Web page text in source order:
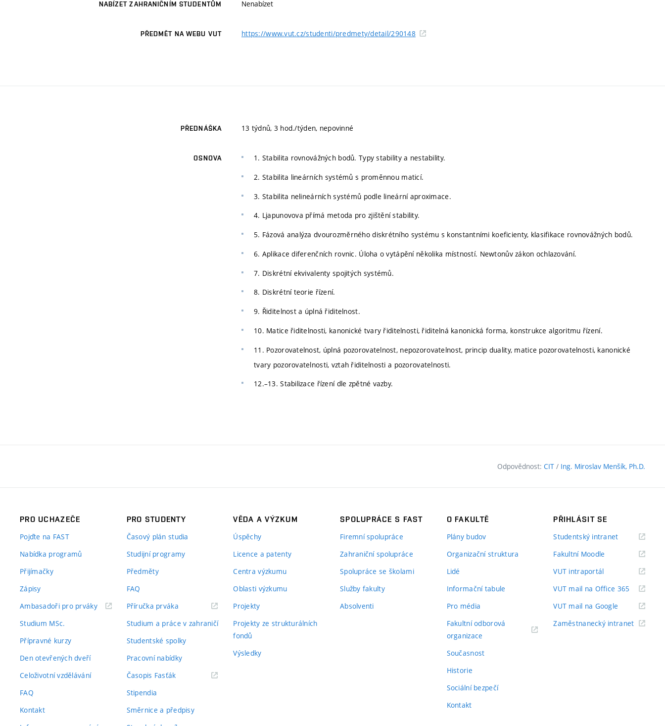
NABÍZET ZAHRANIČNÍM STUDENTŮM Nenabízet
PŘEDMĚT NA WEBU VUT https://www.vut.cz/studenti/predmety/detail/290148
PŘEDNÁŠKA 13 týdnů, 3 hod./týden, nepovinné
OSNOVA 1. Stabilita rovnovážných bodů. Typy stability a nestability.
2. Stabilita lineárních systémů s proměnnou maticí.
3. Stabilita nelineárních systémů podle lineární aproximace.
4. Ljapunovova přímá metoda pro zjištění stability.
5. Fázová analýza dvourozměrného diskrétního systému s konstantními koeficienty, klasifikace rovnovážných bodů.
6. Aplikace diferenčních rovnic. Úloha o vytápění několika místností. Newtonův zákon ochlazování.
7. Diskrétní ekvivalenty spojitých systémů.
8. Diskrétní teorie řízení.
9. Řiditelnost a úplná řiditelnost.
10. Matice řiditelnosti, kanonické tvary řiditelnosti, řiditelná kanonická forma, konstrukce algoritmu řízení.
11. Pozorovatelnost, úplná pozorovatelnost, nepozorovatelnost, princip duality, matice pozorovatelnosti, kanonické
tvary pozorovatelnosti, vztah řiditelnosti a pozorovatelnosti.
12.–13. Stabilizace řízení dle zpětné vazby.
Odpovědnost: CIT / Ing. Miroslav Menšík, Ph.D.
PRO UCHAZEČE
Pojďte na FAST
Nabídka programů
Přijímačky
Zápisy
Ambasadoři pro prváky(externí
Studium MSc.
Přípravné kurzy
Den otevřených dveří
Celoživotní vzdělávání
FAQ
Kontakt
PRO STUDENTY
Časový plán studia
Studijní programy
Předměty
FAQ
Příručka prváka(externí
Studium a práce v zahraničí
Studentské spolky
Pracovní nabídky
Časopis Fasťák(externí
Stipendia
Směrnice a předpisy
VĚDA A VÝZKUM
Úspěchy
Licence a patenty
Centra výzkumu
Oblasti výzkumu
Projekty
Projekty ze strukturálních
fondů
Výsledky
SPOLUPRÁCE S FAST
Firemní spolupráce
Zahraniční spolupráce
Spolupráce se školami
Služby fakulty
Absolventi
O FAKULTĚ
Plány budov
Organizační struktura
Lidé
Informační tabule
Pro média
Fakultní odborová
organizace
Současnost
Historie
Sociální bezpečí
Kontakt
PŘIHLÁSIT SE
Studentský intranet(externí
Fakultní Moodle
VUT intraportál(externí
VUT mail na Office 365 (externí
VUT mail na Google (externí
Zaměstnanecký intranet(externí